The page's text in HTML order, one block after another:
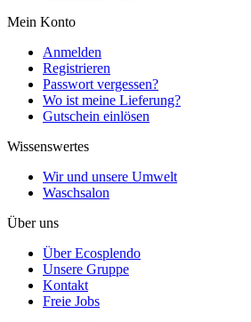
Mein Konto
Anmelden
Registrieren
Passwort vergessen?
Wo ist meine Lieferung?
Gutschein einlösen
Wissenswertes
Wir und unsere Umwelt
Waschsalon
Über uns
Über Ecosplendo
Unsere Gruppe
Kontakt
Freie Jobs